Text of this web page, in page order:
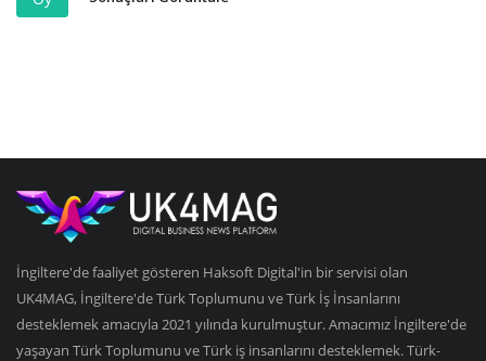
İngiltere'de faaliyet gösteren Haksoft Digital'in bir servisi olan
UK4MAG, İngiltere'de Türk Toplumunu ve Türk İş İnsanlarını
desteklemek amacıyla 2021 yılında kurulmuştur. Amacımız İngiltere'de
yaşayan Türk Toplumunu ve Türk iş insanlarını desteklemek. Türk-